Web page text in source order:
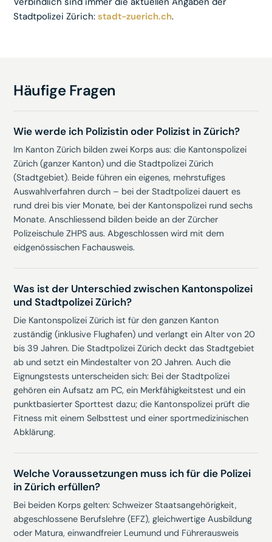
Stadtpolizei Zürich:stadt-zuerich.ch.
Häufige Fragen
Wie werde ich Polizistin oder Polizist in Zürich?
Im Kanton Zürich bilden zwei Korps aus: die Kantonspolizei
Zürich (ganzer Kanton) und die Stadtpolizei Zürich
(Stadtgebiet). Beide führen ein eigenes, mehrstufiges
Auswahlverfahren durch – bei der Stadtpolizei dauert es
rund drei bis vier Monate, bei der Kantonspolizei rund sechs
Monate. Anschliessend bilden beide an der Zürcher
Polizeischule ZHPS aus. Abgeschlossen wird mit dem
eidgenössischen Fachausweis.
Was ist der Unterschied zwischen Kantonspolizei
und Stadtpolizei Zürich?
Die Kantonspolizei Zürich ist für den ganzen Kanton
zuständig (inklusive Flughafen) und verlangt ein Alter von 20
bis 39 Jahren. Die Stadtpolizei Zürich deckt das Stadtgebiet
ab und setzt ein Mindestalter von 20 Jahren. Auch die
Eignungstests unterscheiden sich: Bei der Stadtpolizei
gehören ein Aufsatz am PC, ein Merkfähigkeitstest und ein
punktbasierter Sporttest dazu; die Kantonspolizei prüft die
Fitness mit einem Selbsttest und einer sportmedizinischen
Abklärung.
Welche Voraussetzungen muss ich für die Polizei
in Zürich erfüllen?
Bei beiden Korps gelten: Schweizer Staatsangehörigkeit,
abgeschlossene Berufslehre (EFZ), gleichwertige Ausbildung
oder Matura, einwandfreier Leumund und Führerausweis